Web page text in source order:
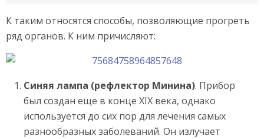
К таким относятся способы, позволяющие прогреть
ряд органов. К ним причисляют:
Синяя лампа (рефлектор Минина). Прибор
был создан еще в конце XIX века, однако
используется до сих пор для лечения самых
разнообразных заболеваний. Он излучает